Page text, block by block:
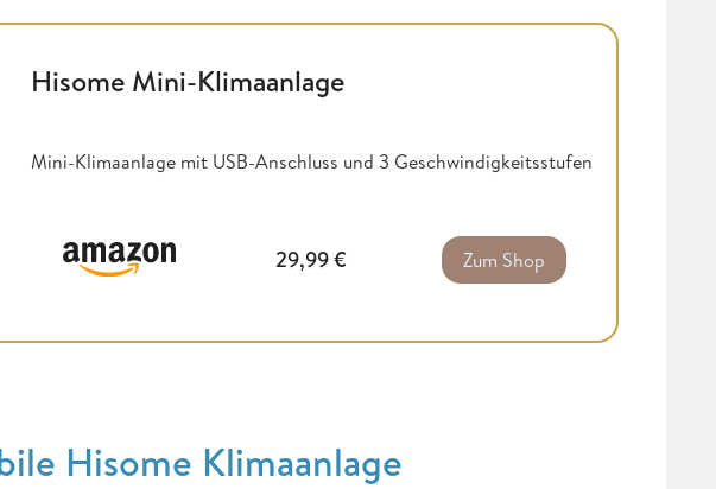
Hisome Mini-Klimaanlage
Mini-Klimaanlage mit USB-Anschluss und 3 Geschwindigkeitsstufen
29,99€ Zum Shop
Hisome Klimaanlage